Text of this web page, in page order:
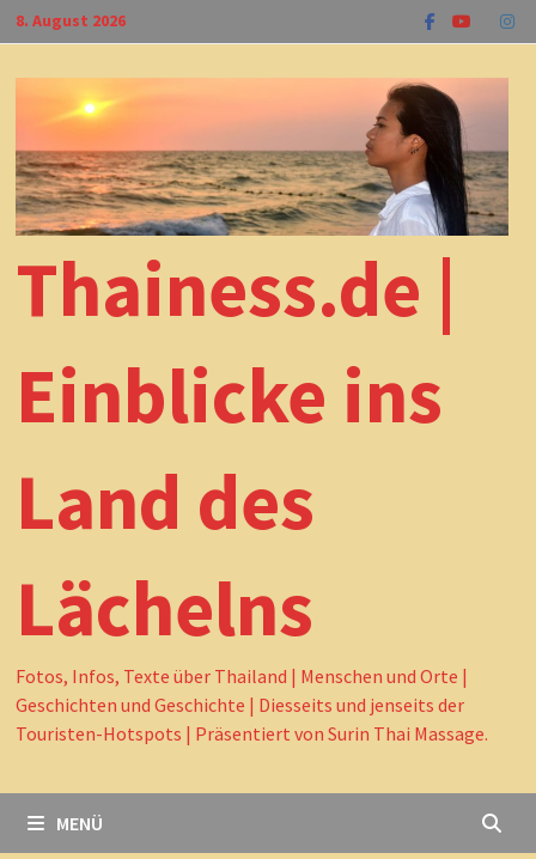
Zum
Inhalt
springen
8. August 2026
Thainess.de |
Einblicke ins
Land des
Lächelns
Fotos, Infos, Texte über Thailand | Menschen und Orte |
Geschichten und Geschichte | Diesseits und jenseits der
Touristen-Hotspots | Präsentiert von Surin Thai Massage.
MENÜ